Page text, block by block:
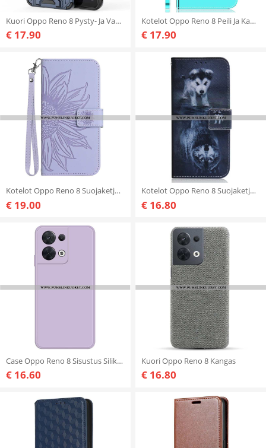
Kuori Oppo Reno 8 Pysty- Ja Vaakasuuntainen Irrotettava Tuki
€ 17.90
Kotelot Oppo Reno 8 Peili Ja Kaulanauha
€ 17.90
Kotelot Oppo Reno 8 Suojaketju Kuori Olkainen Auringonkukka
€ 19.00
Kotelot Oppo Reno 8 Suojaketju Kuori Strappy Puppy Dream
€ 16.80
Case Oppo Reno 8 Sisustus Silikonista Mikrokuitua
€ 16.60
Kuori Oppo Reno 8 Kangas
€ 16.80